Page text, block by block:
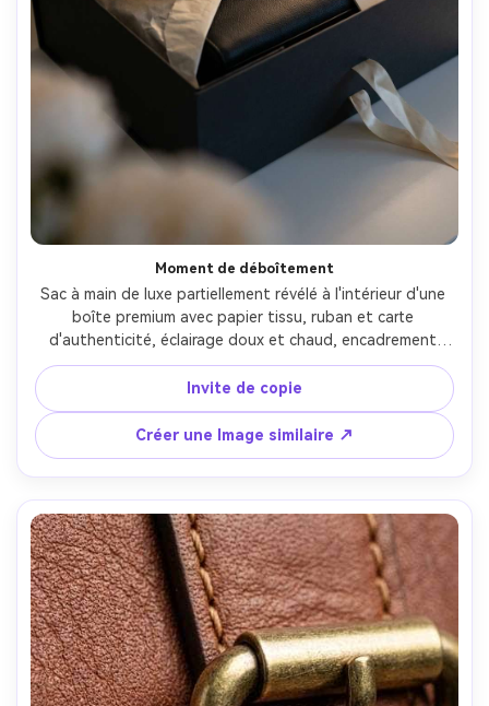
Moment de déboîtement
Sac à main de luxe partiellement révélé à l'intérieur d'une
boîte premium avec papier tissu, ruban et carte
d'authenticité, éclairage doux et chaud, encadrement
serré qui met l'accent sur les détails d'emballage et
l'anticipation, prise sur Sony A7R V, 35 mm, f/2,
profondeur de champ peu profonde, scène de produit
photoréaliste mains libres, ambiance de marque haut de
gamme-AR 4:5
Invite de copie
Créer une Image similaire ↗